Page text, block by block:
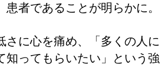
患者であることが明らかに。
さに心を痛め、「多くの人に
知ってもらいたい」という強